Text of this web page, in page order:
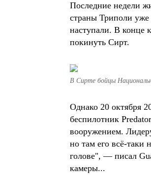
Последние недели
страны Триполи
наступали. В конце
покинуть Сирт.
В Сирте бойцы
Однако 20 октября
беспилотник
вооружением.
но там его всё-таки
голове", — писал
камеры...